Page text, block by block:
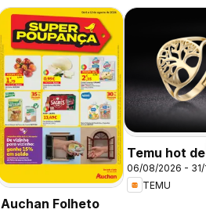
Auchan Folheto
Temu hot
Portugal
06/08/2026 - 31/
TEMU